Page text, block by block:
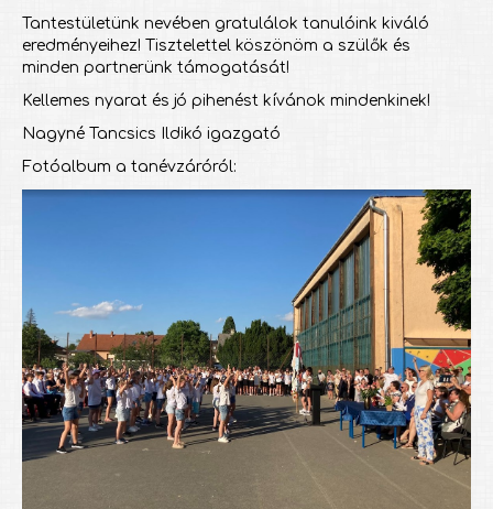
Tantestületünk nevében gratulálok tanulóink kiváló
eredményeihez! Tisztelettel köszönöm a szülők és
minden partnerünk támogatását!
Kellemes nyarat és jó pihenést kívánok mindenkinek!
Nagyné Tancsics Ildikó igazgató
Fotóalbum a tanévzáróról: